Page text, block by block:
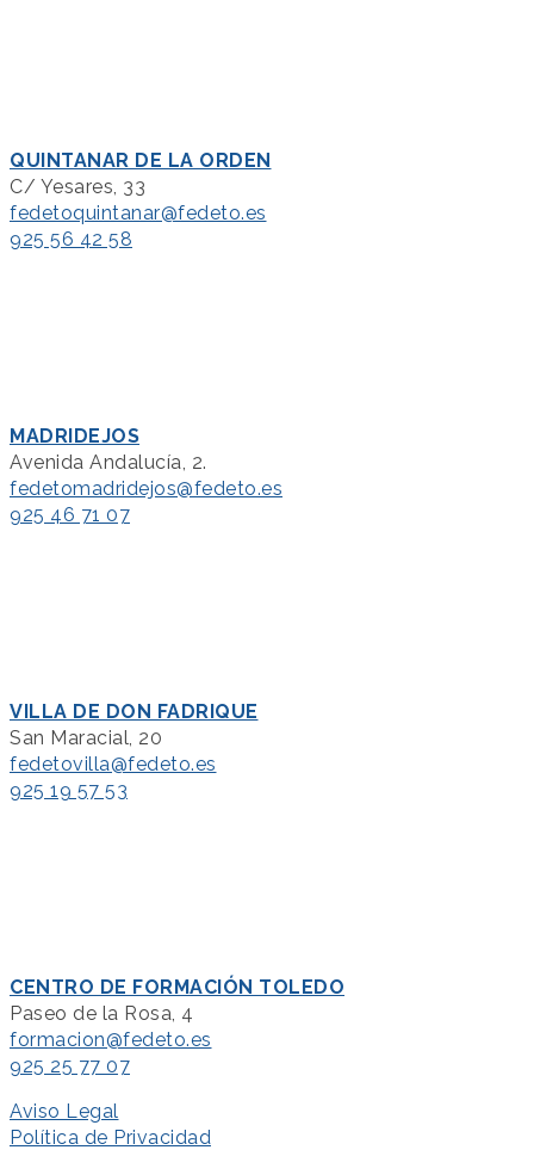
QUINTANAR DE LA ORDEN
C/ Yesares, 33
fedetoquintanar@fedeto.es
925 56 42 58
MADRIDEJOS
Avenida Andalucía, 2.
fedetomadridejos@fedeto.es
925 46 71 07
VILLA DE DON FADRIQUE
San Maracial, 20
fedetovilla@fedeto.es
925 19 57 53
CENTRO DE FORMACIÓN TOLEDO
Paseo de la Rosa, 4
formacion@fedeto.es
925 25 77 07
Aviso Legal
Política de Privacidad